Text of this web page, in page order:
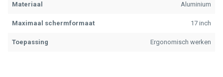
Materiaal Aluminium
Maximaal schermformaat 17 inch
Toepassing Ergonomisch werken